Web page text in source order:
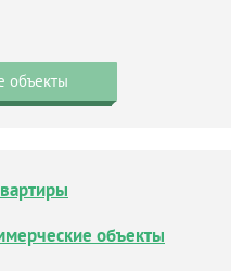
объекты
объекты